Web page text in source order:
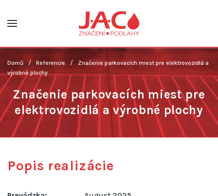
Skip to main content
Domů Referencie
Značenie parkovacích miest pre elektrovozidlá a
výrobné plochy
Značenie parkovacích miest pre
elektrovozidlá a výrobné plochy
Popis realizácie